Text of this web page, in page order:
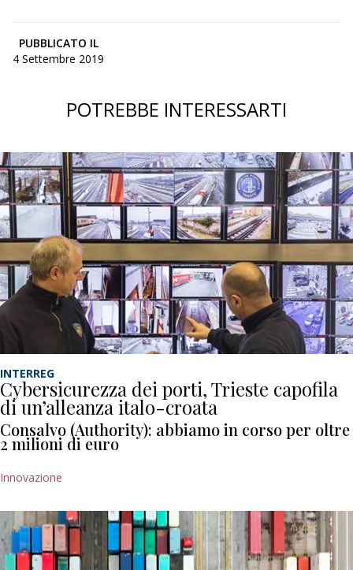
PUBBLICATO IL
4 Settembre 2019
POTREBBE INTERESSARTI
INTERREG
Cybersicurezza dei porti, Trieste capofila
di un’alleanza italo-croata
Consalvo (Authority): abbiamo in corso per oltre
2 milioni di euro
Innovazione